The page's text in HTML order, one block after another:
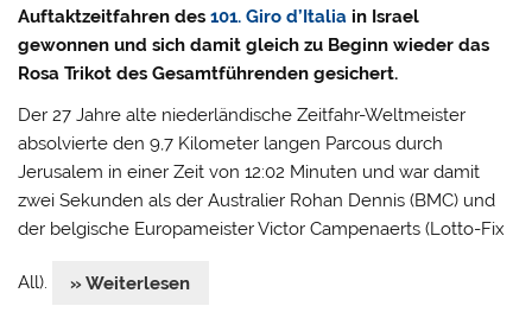
Auftaktzeitfahren des101. Giro d’Italia in Israel
gewonnen und sich damit gleich zu Beginn wieder das
Rosa Trikot des Gesamtführenden gesichert.
Der 27 Jahre alte niederländische Zeitfahr-Weltmeister
absolvierte den 9,7 Kilometer langen Parcous durch
Jerusalem in einer Zeit von 12:02 Minuten und war damit
zwei Sekunden als der Australier Rohan Dennis (BMC) und
der belgische Europameister Victor Campenaerts (Lotto-Fix
All). » Weiterlesen